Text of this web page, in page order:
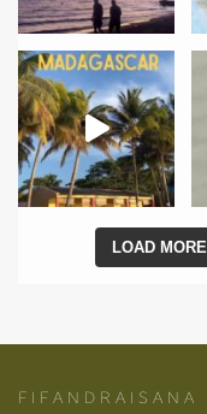
LOAD MORE
F I F A N D R A I S A N A